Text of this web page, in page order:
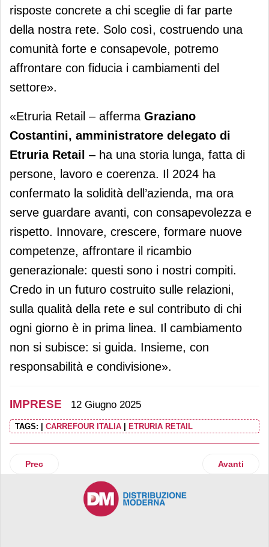
risposte concrete a chi sceglie di far parte
della nostra rete. Solo così, costruendo una
comunità forte e consapevole, potremo
affrontare con fiducia i cambiamenti del
settore».
«Etruria Retail – afferma Graziano
Costantini, amministratore delegato di
Etruria Retail – ha una storia lunga, fatta di
persone, lavoro e coerenza. Il 2024 ha
confermato la solidità dell’azienda, ma ora
serve guardare avanti, con consapevolezza e
rispetto. Innovare, crescere, formare nuove
competenze, affrontare il ricambio
generazionale: questi sono i nostri compiti.
Credo in un futuro costruito sulle relazioni,
sulla qualità della rete e sul contributo di chi
ogni giorno è in prima linea. Il cambiamento
non si subisce: si guida. Insieme, con
responsabilità e condivisione».
IMPRESE 12 Giugno 2025
TAGS: CARREFOUR ITALIA ETRURIA RETAIL
Articolo precedente: Forno Bonomi festeggia 175 anni
Prec Articolo
Avanti